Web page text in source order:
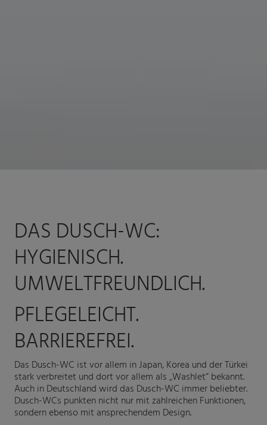
DAS DUSCH-WC:
HYGIENISCH.
UMWELTFREUNDLICH.
PFLEGELEICHT.
BARRIEREFREI.
Das Dusch-WC ist vor allem in Japan, Korea und der Türkei
stark verbreitet und dort vor allem als „Washlet“ bekannt.
Auch in Deutschland wird das Dusch-WC immer beliebter.
Dusch-WCs punkten nicht nur mit zahlreichen Funktionen,
sondern ebenso mit ansprechendem Design.